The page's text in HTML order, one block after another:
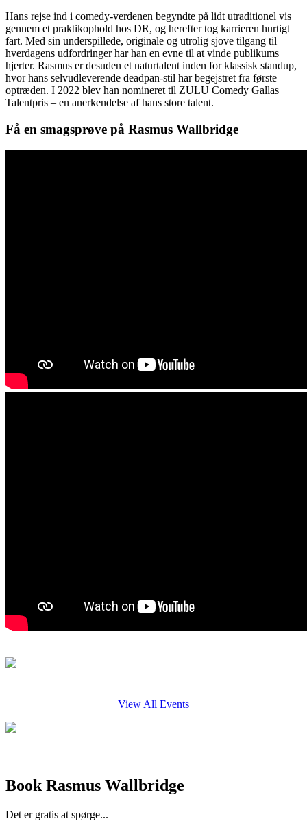
Hans rejse ind i comedy-verdenen begyndte på lidt utraditionel vis
gennem et praktikophold hos DR, og herefter tog karrieren hurtigt
fart. Med sin underspillede, originale og utrolig sjove tilgang til
hverdagens udfordringer har han en evne til at vinde publikums
hjerter. Rasmus er desuden et naturtalent inden for klassisk standup,
hvor hans selvudleverende deadpan-stil har begejstret fra første
optræden. I 2022 blev han nomineret til ZULU Comedy Gallas
Talentpris – en anerkendelse af hans store talent.
Få en smagsprøve på Rasmus Wallbridge
View All Events
Book Rasmus Wallbridge
Det er gratis at spørge...